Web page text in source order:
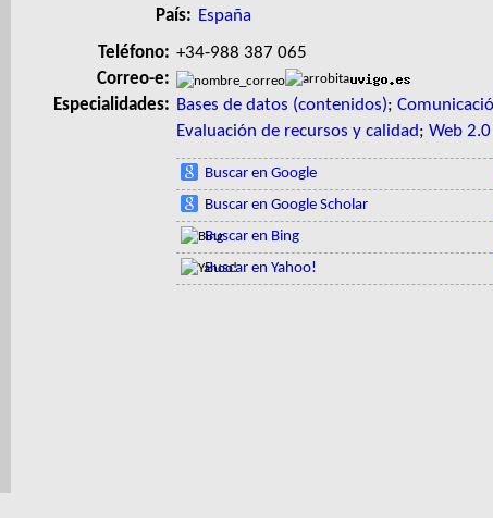
País: España
Teléfono: +34-988 387 065
Correo-e:
Especialidades: Bases de datos (contenidos);
Evaluación de recursos y calidad; Web
Buscar en Google
Buscar en Google Scholar
Buscar en Bing
Buscar en Yahoo!